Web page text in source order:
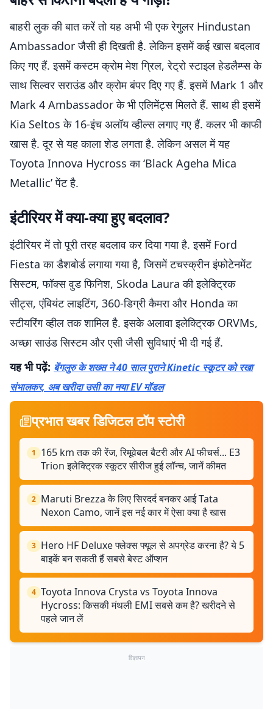
बाहरी लुक की बात करें तो यह अभी भी एक रेगुलर Hindustan
Ambassador जैसी ही दिखती है. लेकिन इसमें कई खास बदलाव
किए गए हैं. इसमें कस्टम क्रोम मेश ग्रिल, रेट्रो स्टाइल हेडलैम्प्स के
साथ सिल्वर सराउंड और क्रोम बंपर दिए गए हैं. इसमें Mark 1 और
Mark 4 Ambassador के भी एलिमेंट्स मिलते हैं. साथ ही इसमें
Kia Seltos के 16-इंच अलॉय व्हील्स लगाए गए हैं. कलर भी काफी
खास है. दूर से यह काला शेड लगता है. लेकिन असल में यह
Toyota Innova Hycross का ‘Black Ageha Mica
Metallic’ पेंट है.
इंटीरियर में क्या-क्या हुए बदलाव?
इंटीरियर में तो पूरी तरह बदलाव कर दिया गया है. इसमें Ford
Fiesta का डैशबोर्ड लगाया गया है, जिसमें टचस्क्रीन इंफोटेनमेंट
सिस्टम, फॉक्स वुड फिनिश, Skoda Laura की इलेक्ट्रिक
सीट्स, एंबियंट लाइटिंग, 360-डिग्री कैमरा और Honda का
स्टीयरिंग व्हील तक शामिल है. इसके अलावा इलेक्ट्रिक ORVMs,
अच्छा साउंड सिस्टम और एसी जैसी सुविधाएं भी दी गई हैं.
यह भी पढ़ें: बेंगलुरु के शख्स ने 40 साल पुराने Kinetic स्कूटर को रखा
संभालकर, अब खरीदा उसी का नया EV मॉडल
प्रभात खबर डिजिटल टॉप स्टोरी
1
165 km तक की रेंज, रिमूवेबल बैटरी और AI फीचर्स... E3
Trion इलेक्ट्रिक स्कूटर सीरीज हुई लॉन्च, जानें कीमत
2 Maruti Brezza के लिए सिरदर्द बनकर आई Tata
Nexon Camo, जानें इस नई कार में ऐसा क्या है खास
3 Hero HF Deluxe फ्लेक्स फ्यूल से अपग्रेड करना है? ये 5
बाइकें बन सकती हैं सबसे बेस्ट ऑप्शन
4 Toyota Innova Crysta vs Toyota Innova
Hycross: किसकी मंथली EMI सबसे कम है? खरीदने से
पहले जान लें
विज्ञापन